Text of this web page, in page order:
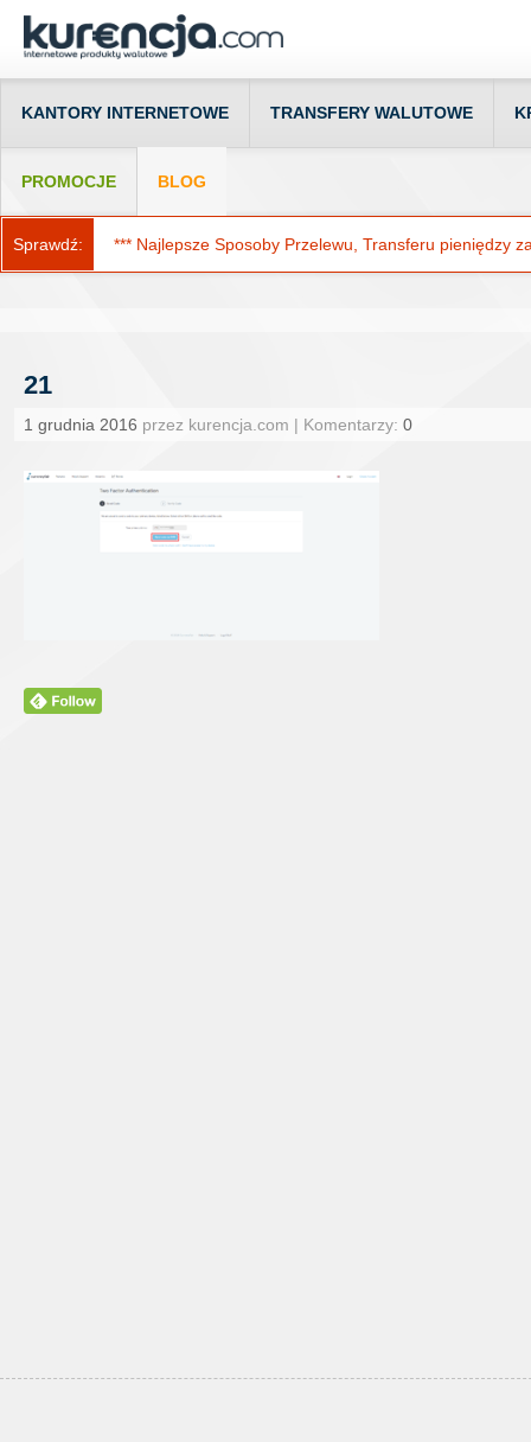
KANTORY INTERNETOWE TRANSFERY WALUTOWE
PROMOCJE BLOG
Sprawdź: *** Najlepsze Sposoby Przelewu, Transferu pieniędzy
21
1 grudnia 2016 przez kurencja.com | Komentarzy: 0